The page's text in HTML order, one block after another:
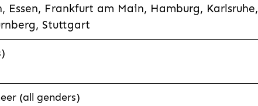
Essen, Frankfurt am Main, Hamburg, Karlsruhe,
Stuttgart
(all genders)